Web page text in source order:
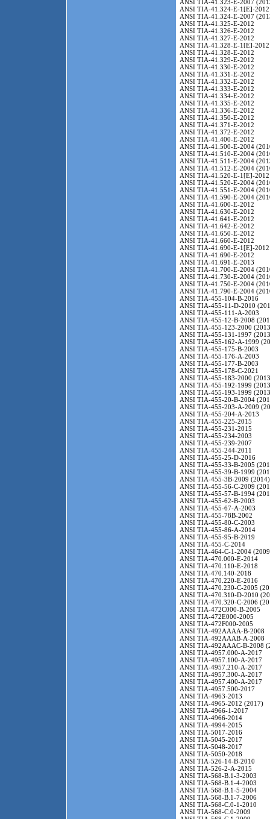
ANSI TIA-41.323-E-2007
ANSI TIA-41.324-E-1[E]-2012
ANSI TIA-41.324-E-2007
ANSI TIA-41.325-E-2012
ANSI TIA-41.326-E-2012
ANSI TIA-41.327-E-2012
ANSI TIA-41.328-E-1[E]-2012
ANSI TIA-41.328-E-2012
ANSI TIA-41.329-E-2012
ANSI TIA-41.330-E-2012
ANSI TIA-41.331-E-2012
ANSI TIA-41.332-E-2012
ANSI TIA-41.333-E-2012
ANSI TIA-41.334-E-2012
ANSI TIA-41.335-E-2012
ANSI TIA-41.336-E-2012
ANSI TIA-41.350-E-2012
ANSI TIA-41.371-E-2012
ANSI TIA-41.372-E-2012
ANSI TIA-41.400-E-2012
ANSI TIA-41.500-E-2004
ANSI TIA-41.510-E-2004
ANSI TIA-41.511-E-2004
ANSI TIA-41.512-E-2004
ANSI TIA-41.520-E-1[E]-2012
ANSI TIA-41.520-E-2004
ANSI TIA-41.551-E-2004
ANSI TIA-41.590-E-2004
ANSI TIA-41.600-E-2012
ANSI TIA-41.630-E-2012
ANSI TIA-41.641-E-2012
ANSI TIA-41.642-E-2012
ANSI TIA-41.650-E-2012
ANSI TIA-41.660-E-2012
ANSI TIA-41.690-E-1[E]-2012
ANSI TIA-41.690-E-2012
ANSI TIA-41.691-E-2013
ANSI TIA-41.700-E-2004
ANSI TIA-41.730-E-2004
ANSI TIA-41.750-E-2004
ANSI TIA-41.790-E-2004
ANSI TIA-455-104-B-2016
ANSI TIA-455-11-D-2010
ANSI TIA-455-111-A-2003
ANSI TIA-455-12-B-2008
ANSI TIA-455-123-2000
ANSI TIA-455-131-1997
ANSI TIA-455-162-A-1999
ANSI TIA-455-175-B-2003
ANSI TIA-455-176-A-2003
ANSI TIA-455-177-B-2003
ANSI TIA-455-178-C-2021
ANSI TIA-455-183-2000
ANSI TIA-455-192-1999
ANSI TIA-455-193-1999
ANSI TIA-455-20-B-2004
ANSI TIA-455-203-A-2009
ANSI TIA-455-204-A-2013
ANSI TIA-455-225-2015
ANSI TIA-455-231-2015
ANSI TIA-455-234-2003
ANSI TIA-455-239-2007
ANSI TIA-455-244-2011
ANSI TIA-455-25-D-2016
ANSI TIA-455-33-B-2005
ANSI TIA-455-39-B-1999
ANSI TIA-455-3B-2009 (2014)
ANSI TIA-455-56-C-2009
ANSI TIA-455-57-B-1994
ANSI TIA-455-62-B-2003
ANSI TIA-455-67-A-2003
ANSI TIA-455-78B-2002
ANSI TIA-455-80-C-2003
ANSI TIA-455-86-A-2014
ANSI TIA-455-95-B-2019
ANSI TIA-455-C-2014
ANSI TIA-464-C-1-2004
ANSI TIA-470.000-E-2014
ANSI TIA-470.110-E-2018
ANSI TIA-470.140-2018
ANSI TIA-470.220-E-2016
ANSI TIA-470.230-C-2005
ANSI TIA-470.310-D-2010
ANSI TIA-470.320-C-2006
ANSI TIA-472C000-B-2005
ANSI TIA-472E000-2005
ANSI TIA-472F000-2005
ANSI TIA-492AAAA-B-2008
ANSI TIA-492AAAB-A-2008
ANSI TIA-492AAAC-B-2008
ANSI TIA-4957.000-A-2017
ANSI TIA-4957.100-A-2017
ANSI TIA-4957.210-A-2017
ANSI TIA-4957.300-A-2017
ANSI TIA-4957.400-A-2017
ANSI TIA-4957.500-2017
ANSI TIA-4963-2013
ANSI TIA-4965-2012 (2017)
ANSI TIA-4966-1-2017
ANSI TIA-4966-2014
ANSI TIA-4994-2015
ANSI TIA-5017-2016
ANSI TIA-5045-2017
ANSI TIA-5048-2017
ANSI TIA-5050-2018
ANSI TIA-526-14-B-2010
ANSI TIA-526-2-A-2015
ANSI TIA-568-B.1-3-2003
ANSI TIA-568-B.1-4-2003
ANSI TIA-568-B.1-5-2004
ANSI TIA-568-B.1-7-2006
ANSI TIA-568-C.0-1-2010
ANSI TIA-568-C.0-2009